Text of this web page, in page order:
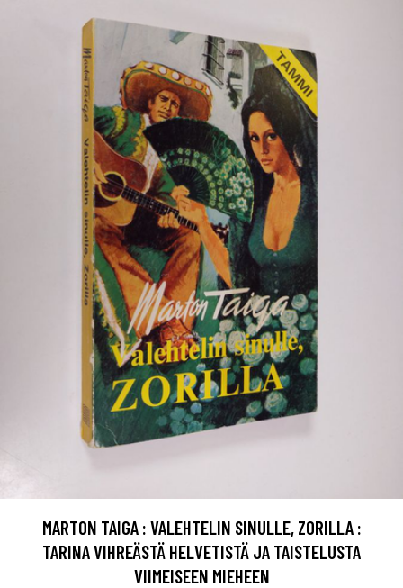
MARTON TAIGA : VALEHTELIN SINULLE, ZORILLA :
TARINA VIHREÄSTÄ HELVETISTÄ JA TAISTELUSTA
VIIMEISEEN MIEHEEN